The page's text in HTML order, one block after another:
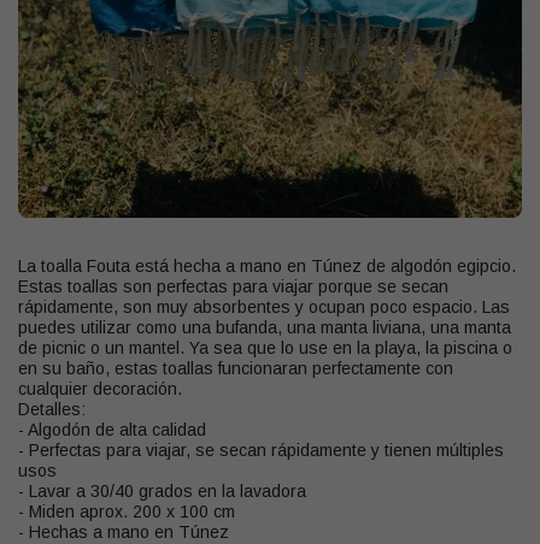
La toalla Fouta está hecha a mano en Túnez de algodón egipcio.
Estas toallas son perfectas para viajar porque se secan
rápidamente, son muy absorbentes y ocupan poco espacio. Las
puedes utilizar como una bufanda, una manta liviana, una manta
de picnic o un mantel. Ya sea que lo use en la playa, la piscina o
en su baño, estas toallas funcionaran perfectamente con
cualquier decoración.
Detalles:
- Algodón de alta calidad
- Perfectas para viajar, se secan rápidamente y tienen múltiples
usos
- Lavar a 30/40 grados en la lavadora
- Miden aprox. 200 x 100 cm
- Hechas a mano en Túnez